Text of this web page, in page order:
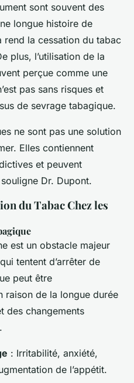
sont souvent des
longue histoire de
la cessation du tabac
plus, l’utilisation de la
perçue comme une
pas sans risques et
de sevrage tabagique.
ne sont pas une solution
Elles contiennent
et peuvent
Dr. Dupont.
du Tabac Chez les
est un obstacle majeur
tentent d’arrêter de
peut être
raison de la longue durée
des changements
: Irritabilité, anxiété,
de l’appétit.